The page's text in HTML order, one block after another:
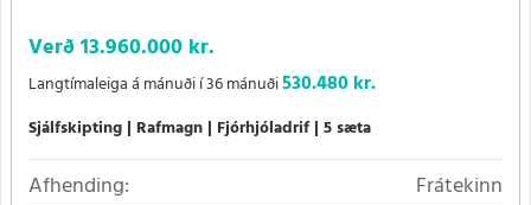
Verð13.960.000 kr.
Langtímaleiga á mánuði í 36 mánuði530.480 kr.
Sjálfskipting Rafmagn Fjórhjóladrif 5 sæta
Afhending:
Frátekinn